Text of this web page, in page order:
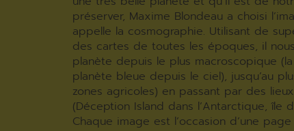
préserver, Maxime Blondeau a choisi
appelle la cosmographie. Utilisant de
des cartes de toutes les époques, il
planète depuis le plus macroscopique
planète bleue depuis le ciel), jusqu’au
zones agricoles) en passant par des
(Déception Island dans l’Antarctique, île
Chaque image est l’occasion d’une